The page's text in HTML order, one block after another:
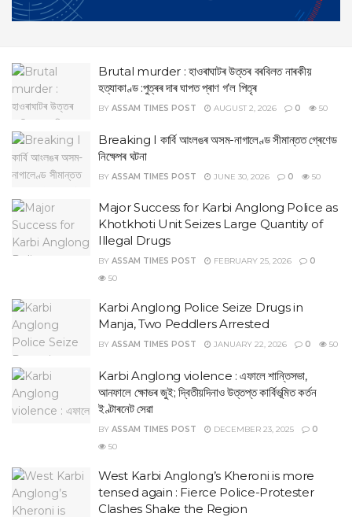
Brutal murder : হাওৰাঘাটৰ উত্তৰ বৰবিলত নাৰকীয়
হত্যাকাণ্ড :পুত্ৰৰ দাৰ ঘাপত প্ৰাণ গ’ল পিতৃৰ
BY ASSAM TIMES POST AUGUST 2, 2026 0 50
Breaking I কাৰ্বি আংলঙৰ অসম-নাগালেণ্ড সীমান্তত গ্ৰেণেড
নিক্ষেপৰ ঘটনা
BY ASSAM TIMES POST JUNE 30, 2026 0 50
Major Success for Karbi Anglong Police as
Khotkhoti Unit Seizes Large Quantity of
Illegal Drugs
BY ASSAM TIMES POST FEBRUARY 25, 2026
0
50
Karbi Anglong Police Seize Drugs in
Manja, Two Peddlers Arrested
BY ASSAM TIMES POST JANUARY 22, 2026 0 50
Karbi Anglong violence : এফালে শান্তিসভা,
আনফালে ক্ষোভৰ জুই; দ্বিতীয়দিনাও উত্তপ্ত কাৰ্বিভূমিত কৰ্তন
ইণ্টাৰনেট সেৱা
BY ASSAM TIMES POST DECEMBER 23, 2025
0
50
West Karbi Anglong’s Kheroni is more
tensed again : Fierce Police-Protester
Clashes Shake the Region